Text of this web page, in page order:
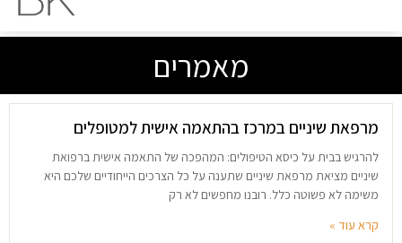
מאמרים
מרפאת שיניים במרכז בהתאמה אישית למטופלים
להרגיש בבית על כיסא הטיפולים: המהפכה של התאמה אישית ברפואת
שיניים מציאת מרפאת שיניים שתענה על כל הצרכים הייחודיים שלכם היא
משימה לא פשוטה כלל. רובנו מחפשים לא רק
קרא עוד »